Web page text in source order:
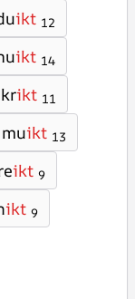
ikt 12
ikt 14
krikt 11
muikt 13
ikt 9
ikt 9